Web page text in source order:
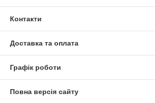
Контакти
Доставка та оплата
Графік роботи
Повна версія сайту